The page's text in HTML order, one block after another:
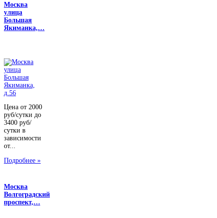
Москва
улица
Большая
Якиманка,…
Цена от 2000
руб/сутки до
3400 руб/
сутки в
зависимости
от...
Подробнее »
Москва
Волгоградский
проспект,…